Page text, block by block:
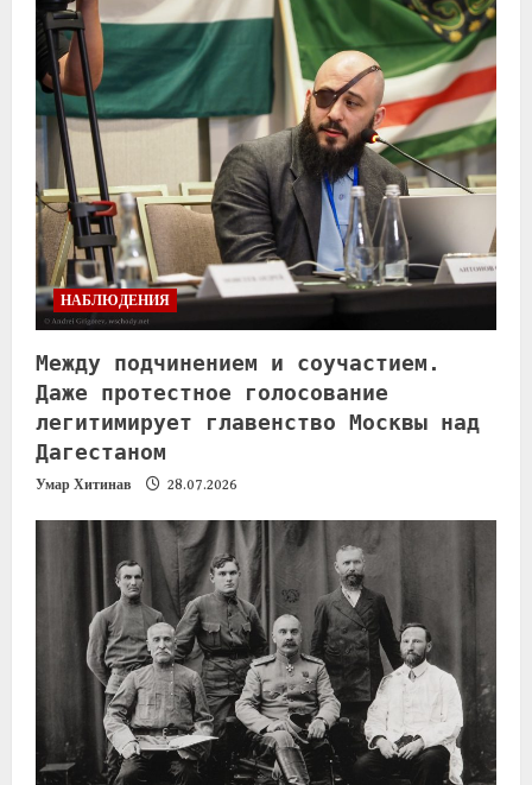
НАБЛЮДЕНИЯ
Между подчинением и соучастием.
Даже протестное голосование
легитимирует главенство Москвы над
Дагестаном
Умар Хитинав 28.07.2026